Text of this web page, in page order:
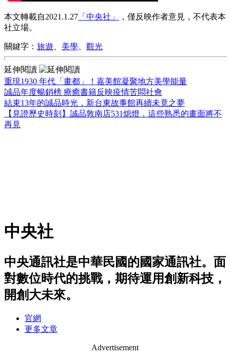
本文轉載自2021.1.27 「中央社」
，僅反映作者意見，不代表本
社立場。
關鍵字： 旅遊 美學 觀光
延伸閱讀
重現1930 年代「畫都」！嘉美館凝聚地方美學能量
誠品年度暢銷榜 療癒書籍反映疫情苦悶社會
結束13年的誠品時光，新台東故事館再續未竟之夢
【見證歷史時刻】誠品敦南店531熄燈，這些熟悉的畫面將不
再見
中央社
中央通訊社是中華民國的國家通訊社。面
對數位時代的挑戰，期待運用創新科技，
開創大未來。
官網
更多文章
Advertisement